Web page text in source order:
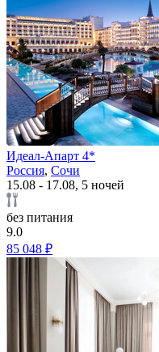
Идеал-Апарт 4*
Россия, Сочи
15.08 - 17.08, 5 ночей
без питания
9.0
85 048 ₽